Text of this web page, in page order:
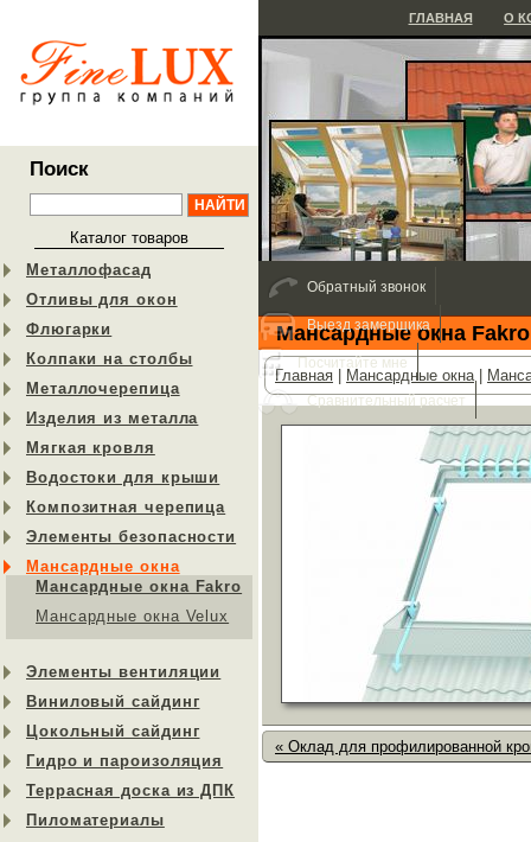
Поиск
Каталог товаров
Металлофасад
Отливы для окон
Флюгарки
Колпаки на столбы
Металлочерепица
Изделия из металла
Мягкая кровля
Водостоки для крыши
Композитная черепица
Элементы безопасности
Мансардные окна
Мансардные окна Fakro
Мансардные окна Velux
Элементы вентиляции
Виниловый сайдинг
Цокольный сайдинг
Гидро и пароизоляция
Террасная доска из ДПК
Пиломатериалы
ГЛАВНАЯ О
Мансардные окна Fakro
Главная Мансардные окна|
« Оклад для профилированной
Обратный звонок
Выезд замерщика
Посчитайте мне
Сравнительный расчет